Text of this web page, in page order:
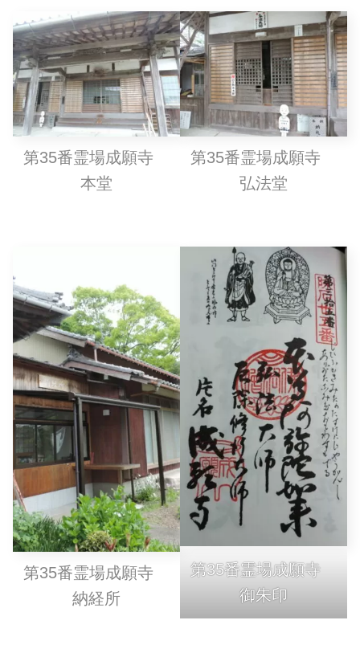
第35番霊場成願寺
本堂
第35番霊場成願寺
弘法堂
第35番霊場成願寺
納経所
第35番霊場成願寺
御朱印